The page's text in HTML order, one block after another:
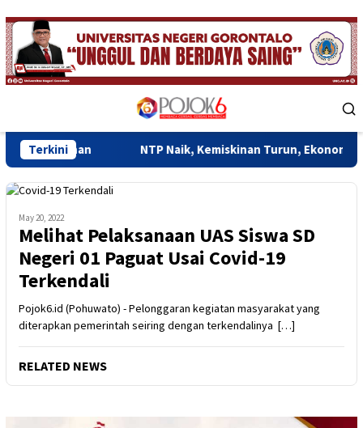
Skip
to
content
Menu
TerkiniNTP Naik, Kemiskinan Turun, Ekonomi Gorontalo
May 20, 2022
Melihat Pelaksanaan UAS Siswa SD
Negeri 01 Paguat Usai Covid-19
Terkendali
Pojok6.id (Pohuwato) - Pelonggaran kegiatan masyarakat yang
diterapkan pemerintah seiring dengan terkendalinya […]
RELATED NEWS